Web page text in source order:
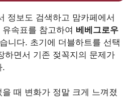
정보도 검색하고 맘카페에서
속표를 참고하여 베베그로우
니다. 초기에 더블하트를 선택
하면서 기존 젖꼭지의 문제가
.
때 변화가 정말 크게 느껴졌